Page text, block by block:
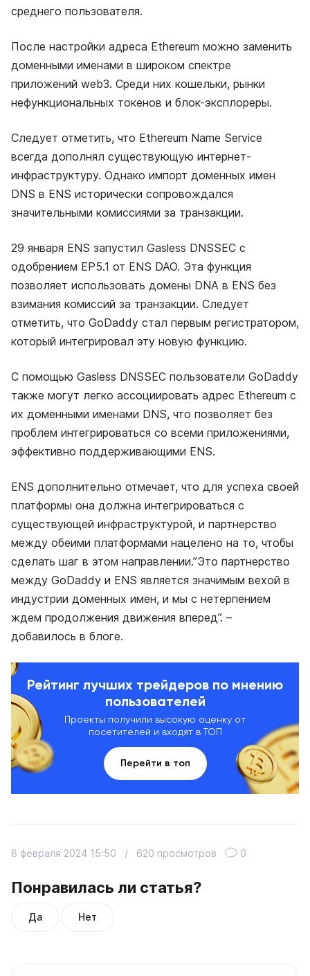
среднего пользователя.
После настройки адреса Ethereum можно заменить
доменными именами в широком спектре
приложений web3. Среди них кошельки, рынки
нефункциональных токенов и блок-эксплореры.
Следует отметить, что Ethereum Name Service
всегда дополнял существующую интернет-
инфраструктуру. Однако импорт доменных имен
DNS в ENS исторически сопровождался
значительными комиссиями за транзакции.
29 января ENS запустил Gasless DNSSEC с
одобрением EP5.1 от ENS DAO. Эта функция
позволяет использовать домены DNA в ENS без
взимания комиссий за транзакции. Следует
отметить, что GoDaddy стал первым регистратором,
который интегрировал эту новую функцию.
С помощью Gasless DNSSEC пользователи GoDaddy
также могут легко ассоциировать адрес Ethereum с
их доменными именами DNS, что позволяет без
проблем интегрироваться со всеми приложениями,
эффективно поддерживающими ENS.
ENS дополнительно отмечает, что для успеха своей
платформы она должна интегрироваться с
существующей инфраструктурой, и партнерство
между обеими платформами нацелено на то, чтобы
сделать шаг в этом направлении.”Это партнерство
между GoDaddy и ENS является значимым вехой в
индустрии доменных имен, и мы с нетерпением
ждем продолжения движения вперед”. –
добавилось в блоге.
Рейтинг лучших трейдеров по мнению
пользователей
Проекты получили высокую оценку от
посетителей и входят в ТОП
Перейти в топ
Понравилась ли статья?
Да Нет
8 февраля 2024 15:50 / 620 просмотров 0